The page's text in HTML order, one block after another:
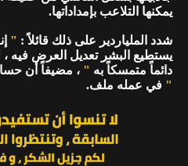
يمكنها التلاعب بإمداداتها.
شدد الملياردير على ذلك قائلاً : "
يستطيع البشر تعديل العرض فيه ،
دائماً متمسكاً به " ، مضيفاً أن
" في عمله ملف.